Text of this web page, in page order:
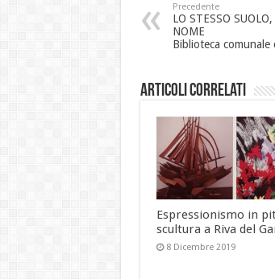
Precedente
LO STESSO
NOME
Biblioteca comunale
Articoli correlati
Espressionismo in
scultura a Riva del
8 Dicembre 2019